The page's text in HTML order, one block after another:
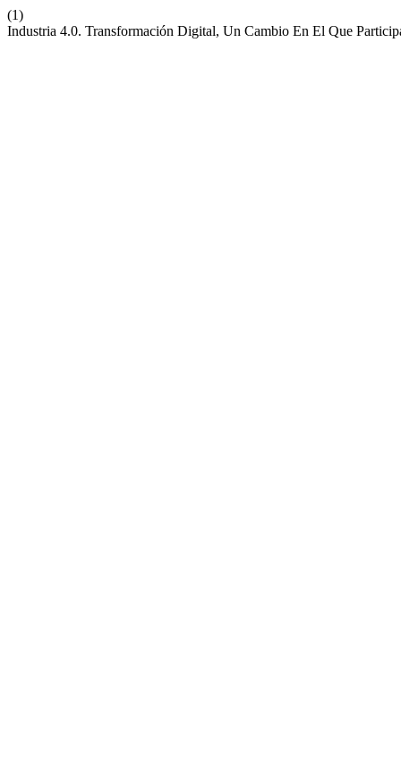
(1)
Industria 4.0. Transformación Digital, Un Cambio En El Que